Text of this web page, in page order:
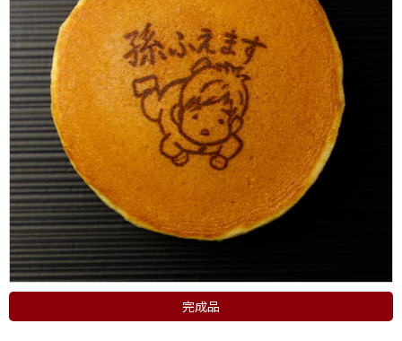
い
？
退職・異動の挨拶におすすめのお菓子ギ
フト5選
完成品